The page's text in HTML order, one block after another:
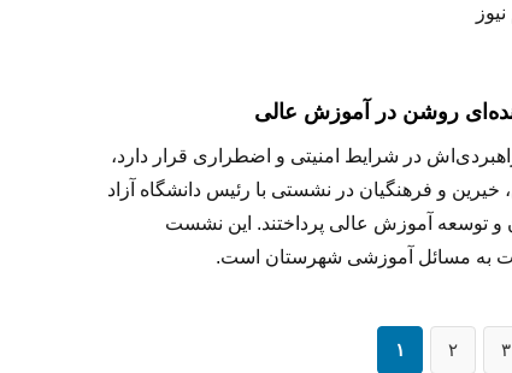
روشن در آموزش عالی
در شرایط امنیتی و اضطراری قرار دارد،
و فرهنگیان در نشستی با رئیس دانشگاه آزاد
و توسعه آموزش عالی پرداختند. این نشست
به مسائل آموزشی شهرستان است.
۱ ۲ ۳